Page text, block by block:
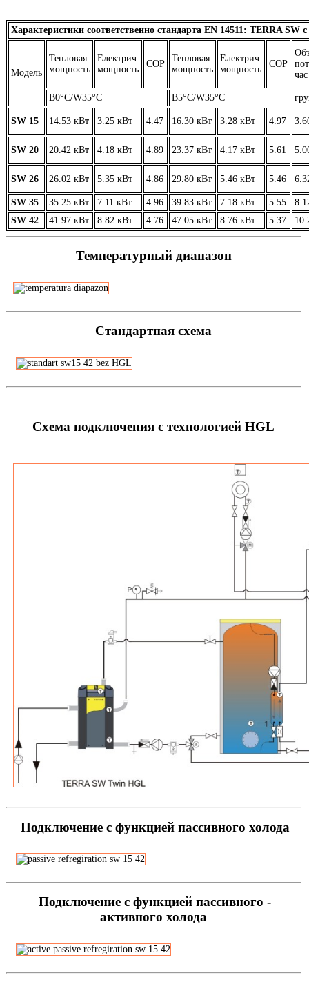
Характеристики соответственно стандарта EN 14511: TERRA SW
Модель
Тепловая
мощность
Електрич.
мощность
COP
Тепловая
мощность
Електрич.
мощность
COP
час
В0°C/W35°C В5°C/W35°C
SW 15 14.53 кВт 3.25 кВт 4.47 16.30 кВт 3.28 кВт 4.97
SW 20 20.42 кВт 4.18 кВт 4.89 23.37 кВт 4.17 кВт 5.61
SW 26 26.02 кВт 5.35 кВт 4.86 29.80 кВт 5.46 кВт 5.46
SW 35 35.25 кВт 7.11 кВт 4.96 39.83 кВт 7.18 кВт 5.55
SW 42
41.97 кВт 8.82 кВт 4.76 47.05 кВт 8.76 кВт 5.37
Температурный диапазон
Стандартная схема
Схема подключения с технологией HGL
Подключение с функцией пассивного холода
Подключение с функцией пассивного -
активного холода